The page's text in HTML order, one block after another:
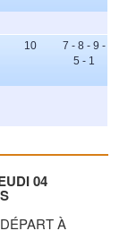
10
7 - 8 - 9 -
5 - 1
04
À